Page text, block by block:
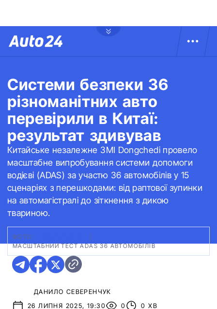
Системи безпеки 36
різноманітних авто
перевірили в Китаї:
результат здивував
Китайське незалежне ЗМІ Dongchedi провело
масштабне випробування системи допомоги
водієві (ADAS) за участю 36 автомобілів у 15
сценаріях з перешкодами: від раптової зупинки
на автомагістралі до зіткнення з дикою
твариною.
ФОТО:
МАСШТАБНИЙ ТЕСТ ADAS 36 АВТОМОБІЛІВ
ДАНИЛО СЕВЕРЕНЧУК
26 ЛИПНЯ 2025, 19:30
0 0 ХВ